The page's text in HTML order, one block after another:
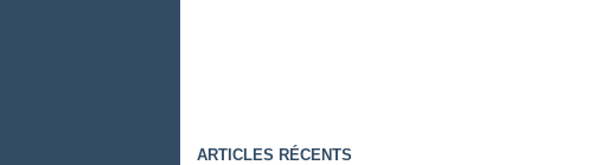
ARTICLES RÉCENTS